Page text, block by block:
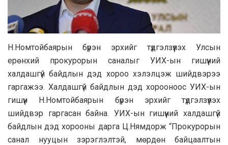
Н.Нoмтoйбаярын бүрэн эрхийг түдгэлзүүлэх Улсын
ерөнхий прокурорын саналыг УИХ-ын гишүүний
халдашгүй байдлын дэд хороо хэлэлцэж шийдвэрээ
гаргажээ. Халдашгүй байдлын дэд хорооноос УИХ-ын
гишүүн Н.Номтойбаярын бүрэн эрхийг түдгэлзүүлэх
шийдвэр гаргасан байна. УИХ-ын гишүүний халдашгүй
байдлын дэд хорооны дарга Ц.Нямдорж “Прокурорын
санал нууцын зэрэглэлтэй, мөрдөн байцаалтын